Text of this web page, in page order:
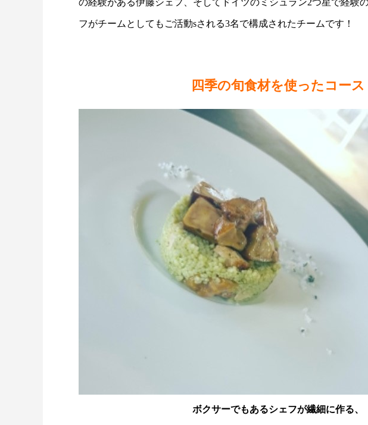
フがチームとしてもご活動sされる3名で構成されたチームです！
四季の旬食材を使ったコース
ボクサーでもあるシェフが繊細に作る、